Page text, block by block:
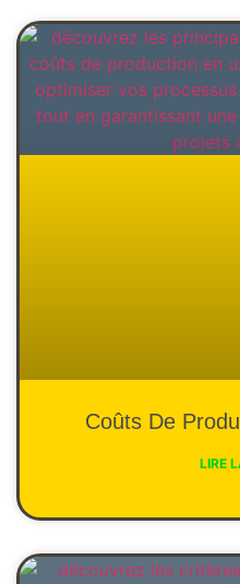
Coûts De
LIRE